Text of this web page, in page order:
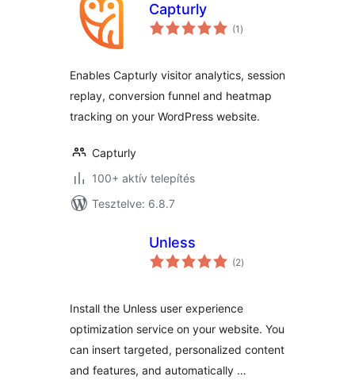
Capturly
(1 értékelés
összesen
)
Enables Capturly visitor analytics, session
replay, conversion funnel and heatmap
tracking on your WordPress website.
Capturly
100+ aktív telepítés
Tesztelve: 6.8.7
Unless
(2értékelés
összesen
)
Install the Unless user experience
optimization service on your website. You
can insert targeted, personalized content
and features, and automatically …